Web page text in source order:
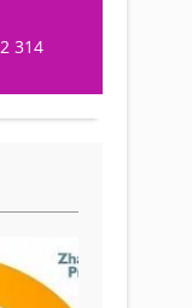
2 314